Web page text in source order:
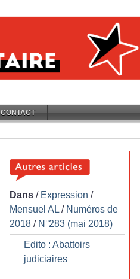
CONTACT
Dans / Expression /
Mensuel AL / Numéros de
2018 / N°283 (mai 2018)
Edito : Abattoirs
judiciaires